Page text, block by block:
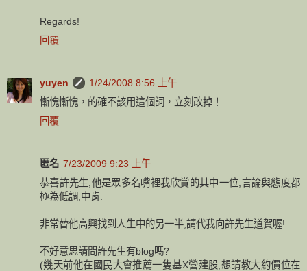
Regards!
回覆
yuyen
1/24/2008 8:56 上午
慚愧慚愧，的確不該用這個詞，立刻改掉！
回覆
匿名 7/23/2009 9:23 上午
恭喜許先生,他是眾多名嘴裡我欣賞的其中一位,言論與態度都
極為低調,中肯.
非常替他高興找到人生中的另一半,請代我向許先生道賀喔!
不好意思請問許先生有blog嗎?
(幾天前他在國民大會推薦一隻基X營建股,想請教大約價位在